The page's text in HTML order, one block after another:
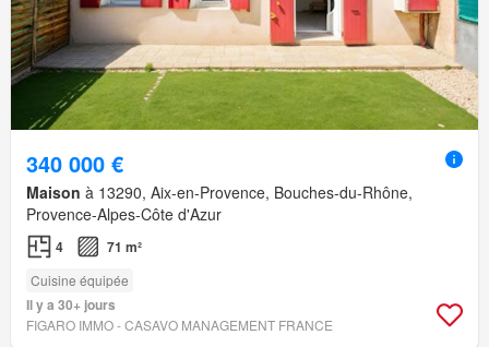
340 000 €
Maison à 13290, Aix-en-Provence, Bouches-du-Rhône,
Provence-Alpes-Côte d'Azur
4 71 m²
Cuisine équipée
Il y a 30+ jours
FIGARO IMMO - CASAVO MANAGEMENT FRANCE